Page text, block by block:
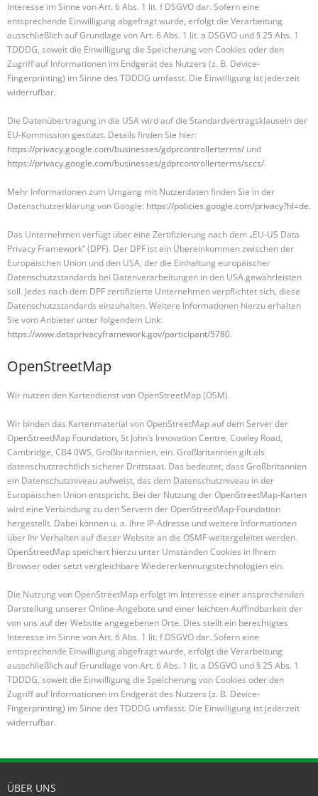
Interesse im Sinne von Art. 6 Abs. 1 lit. f DSGVO dar. Sofern eine
entsprechende Einwilligung abgefragt wurde, erfolgt die Verarbeitung
ausschließlich auf Grundlage von Art. 6 Abs. 1 lit. a DSGVO und § 25 Abs. 1
TDDDG, soweit die Einwilligung die Speicherung von Cookies oder den
Zugriff auf Informationen im Endgerät des Nutzers (z. B. Device-
Fingerprinting) im Sinne des TDDDG umfasst. Die Einwilligung ist jederzeit
widerrufbar.
Die Datenübertragung in die USA wird auf die Standardvertragsklauseln der
EU-Kommission gestützt. Details finden Sie hier:
https://privacy.google.com/businesses/gdprcontrollerterms/ und
https://privacy.google.com/businesses/gdprcontrollerterms/sccs/.
Mehr Informationen zum Umgang mit Nutzerdaten finden Sie in der
Datenschutzerklärung von Google: https://policies.google.com/privacy?hl=de.
Das Unternehmen verfügt über eine Zertifizierung nach dem „EU-US Data
Privacy Framework“ (DPF). Der DPF ist ein Übereinkommen zwischen der
Europäischen Union und den USA, der die Einhaltung europäischer
Datenschutzstandards bei Datenverarbeitungen in den USA gewährleisten
soll. Jedes nach dem DPF zertifizierte Unternehmen verpflichtet sich, diese
Datenschutzstandards einzuhalten. Weitere Informationen hierzu erhalten
Sie vom Anbieter unter folgendem Link:
https://www.dataprivacyframework.gov/participant/5780.
OpenStreetMap
Wir nutzen den Kartendienst von OpenStreetMap (OSM).
Wir binden das Kartenmaterial von OpenStreetMap auf dem Server der
OpenStreetMap Foundation, St John’s Innovation Centre, Cowley Road,
Cambridge, CB4 0WS, Großbritannien, ein. Großbritannien gilt als
datenschutzrechtlich sicherer Drittstaat. Das bedeutet, dass Großbritannien
ein Datenschutzniveau aufweist, das dem Datenschutzniveau in der
Europäischen Union entspricht. Bei der Nutzung der OpenStreetMap-Karten
wird eine Verbindung zu den Servern der OpenStreetMap-Foundation
hergestellt. Dabei können u. a. Ihre IP-Adresse und weitere Informationen
über Ihr Verhalten auf dieser Website an die OSMF weitergeleitet werden.
OpenStreetMap speichert hierzu unter Umständen Cookies in Ihrem
Browser oder setzt vergleichbare Wiedererkennungstechnologien ein.
Die Nutzung von OpenStreetMap erfolgt im Interesse einer ansprechenden
Darstellung unserer Online-Angebote und einer leichten Auffindbarkeit der
von uns auf der Website angegebenen Orte. Dies stellt ein berechtigtes
Interesse im Sinne von Art. 6 Abs. 1 lit. f DSGVO dar. Sofern eine
entsprechende Einwilligung abgefragt wurde, erfolgt die Verarbeitung
ausschließlich auf Grundlage von Art. 6 Abs. 1 lit. a DSGVO und § 25 Abs. 1
TDDDG, soweit die Einwilligung die Speicherung von Cookies oder den
Zugriff auf Informationen im Endgerät des Nutzers (z. B. Device-
Fingerprinting) im Sinne des TDDDG umfasst. Die Einwilligung ist jederzeit
widerrufbar.
ÜBER UNS